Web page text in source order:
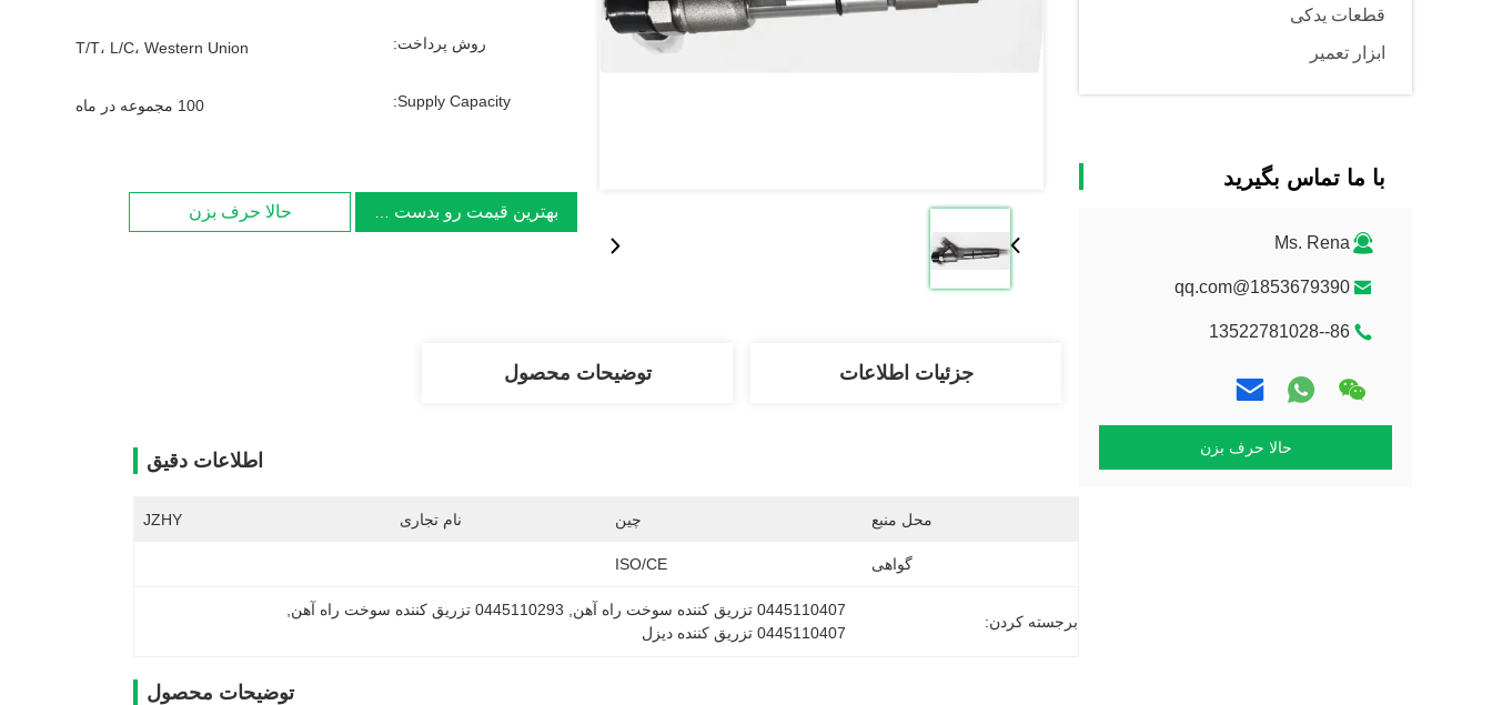
قطعات یدکی
ابزار تعمیر
با ما تماس بگیرید
Ms. Rena
1853679390@qq.com
86--13522781028
حالا حرف بزن
روش پرداخت: T/T، L/C، Western Union
Supply Capacity: 100 مجموعه در ماه
بهترین قیمت رو بدست بیار حالا حرف بزن
جزئیات اطلاعات توضیحات محصول
اطلاعات دقیق
محل منبع چین نام تجاری JZHY
گواهی ISO/CE
برجسته کردن:
0445110407 تزریق کننده سوخت راه آهن 0445110293 تزریق کننده سوخت راه آهن
0445110407 تزریق کننده دیزل
توضیحات محصول